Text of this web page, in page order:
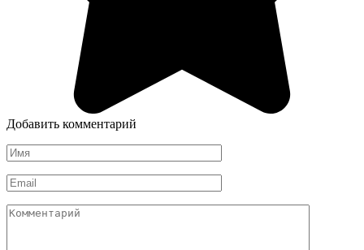
Добавить комментарий
Имя
*
Email
*
Комментарий